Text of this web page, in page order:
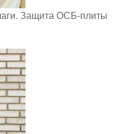
Защита ОСБ-плиты